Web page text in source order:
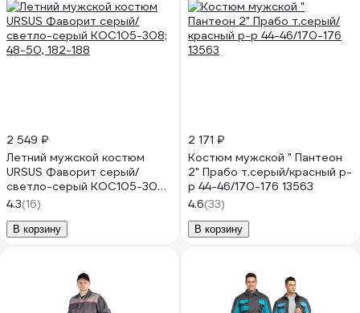
2 549 ₽
Летний мужской костюм
URSUS Фаворит серый/
светло-серый КОС105-308;
48-50, 182-188
4.3(16)
В корзину
2 171 ₽
Костюм мужской " Пантеон
2" Прабо т.серый/красный р-
р 44-46/170-176 13563
4.6(33)
В корзину